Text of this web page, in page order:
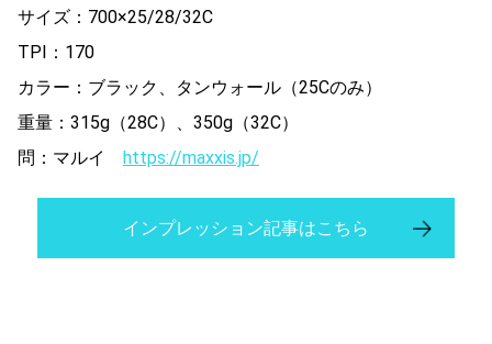
サイズ：700×25/28/32C
TPI：170
カラー：ブラック、タンウォール（25Cのみ）
重量：315g（28C）、350g（32C）
問：マルイ
https://maxxis.jp/
インプレッション記事はこちら